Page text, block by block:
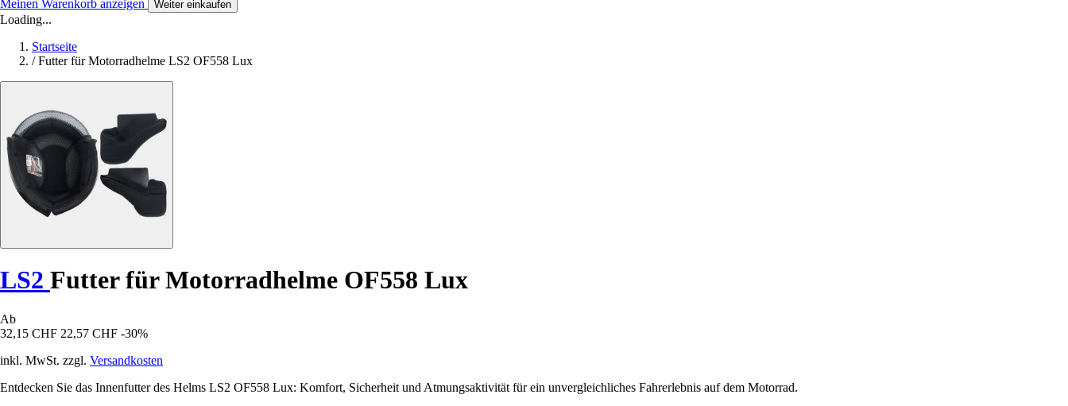
Meinen Warenkorb anzeigen Weiter einkaufen
Loading...
Startseite
/ Futter für Motorradhelme LS2 OF558 Lux
LS2 Futter für Motorradhelme OF558 Lux
Ab
32,15 CHF 22,57 CHF -30%
inkl. MwSt. zzgl. Versandkosten
Entdecken Sie das Innenfutter des Helms LS2 OF558 Lux: Komfort, Sicherheit und Atmungsaktivität für ein unvergleichliches Fahrerlebnis auf dem Motorrad.